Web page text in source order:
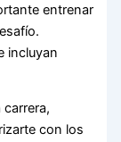
entrenar
incluyan
con los